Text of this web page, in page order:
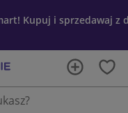
Kupuj i sprzedawaj z